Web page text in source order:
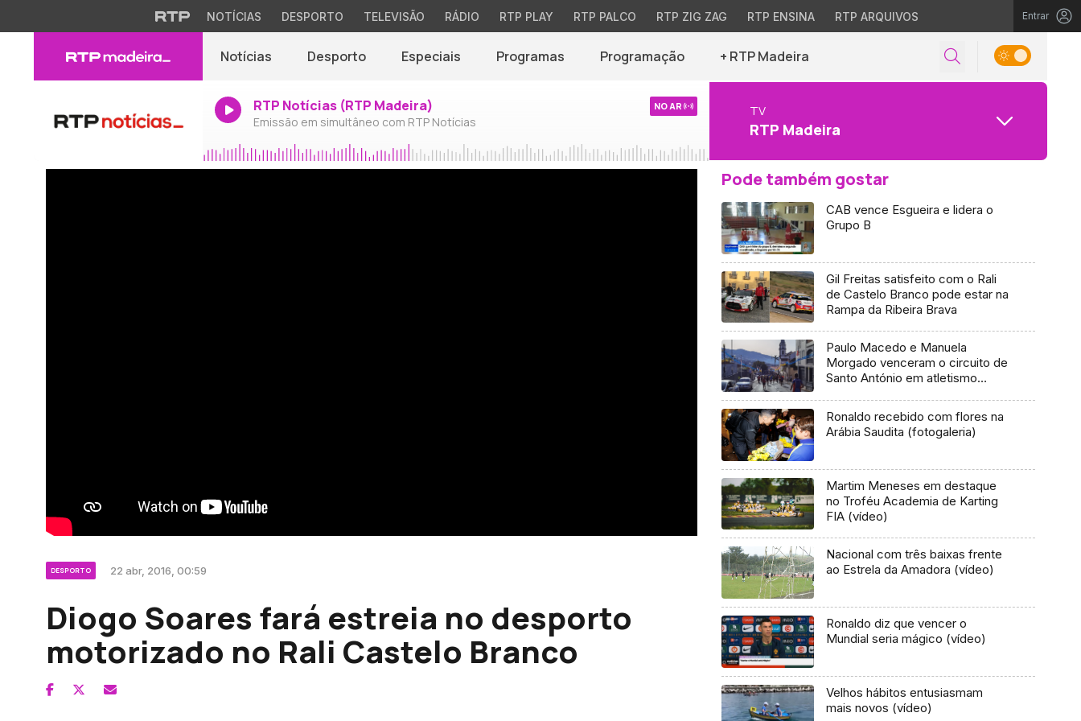
NOTÍCIAS DESPORTO TELEVISÃO RÁDIO RTP PLAY RTP PALCO RTP ZIG ZAG RTP ENSINA RTP ARQUIVOS Entrar
Notícias Desporto Especiais Programas Programação + RTP Madeira
RTP Notícias (RTP Madeira)
Emissão em simultâneo com RTP Notícias
NO AR TV
RTP Madeira
DESPORTO 22 abr, 2016, 00:59
Diogo Soares fará estreia no desporto
motorizado no Rali Castelo Branco
Pode também gostar
CAB vence Esgueira e lidera o
Grupo B
Gil Freitas satisfeito com o Rali
de Castelo Branco pode estar na
Rampa da Ribeira Brava
Paulo Macedo e Manuela
Morgado venceram o circuito de
Santo António em atletismo
Ronaldo recebido com flores na
Arábia Saudita (fotogaleria)
Martim Meneses em destaque
no Troféu Academia de Karting
FIA (vídeo)
Nacional com três baixas frente
ao Estrela da Amadora (vídeo)
Ronaldo diz que vencer o
Mundial seria mágico (vídeo)
Velhos hábitos entusiasmam
mais novos (vídeo)